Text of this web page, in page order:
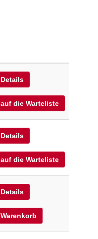
Details
auf die Warteliste
Details
auf die Warteliste
Details
Warenkorb